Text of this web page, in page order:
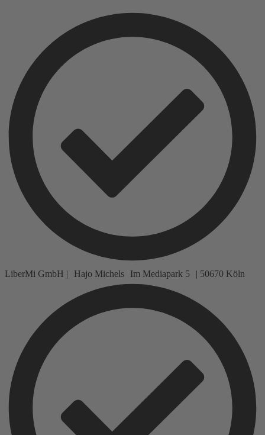
LiberMi GmbH | Hajo Michels Im Mediapark 5 | 50670 Köln